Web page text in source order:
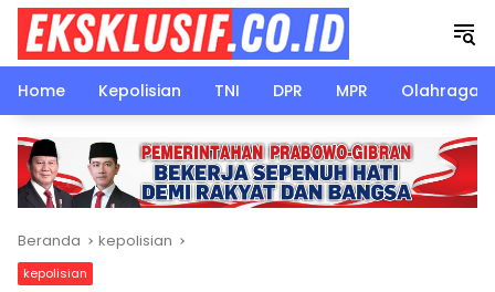
Langsung
konten
Home
Kepolisian TNI DPR MPR Olahraga
Beranda kepolisian
kepolisian